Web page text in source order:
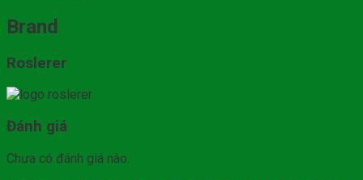
Brand
Roslerer
Đánh giá
Chưa có đánh giá nào.